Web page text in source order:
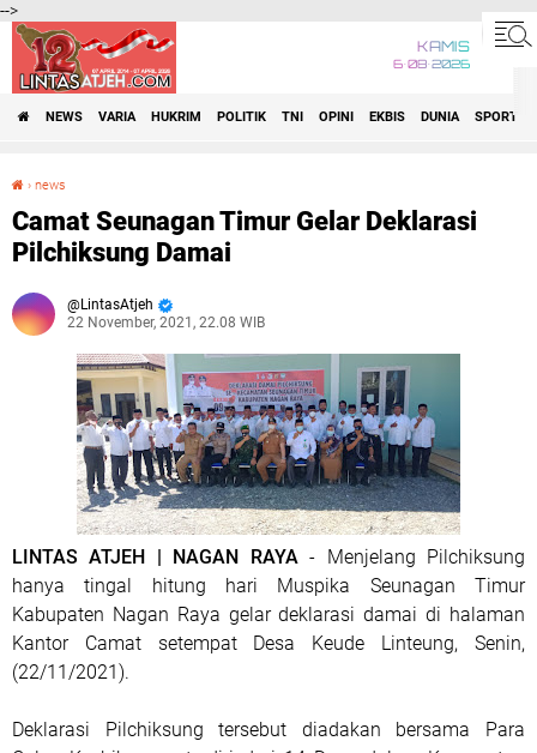
-->
KAMIS
6•08•2026
NEWS VARIA HUKRIM POLITIK TNI OPINI EKBIS DUNIA SPORT
› news
Camat Seunagan Timur Gelar Deklarasi
Pilchiksung Damai
LintasAtjeh
22 November, 2021, 22.08 WIB
LINTAS ATJEH | NAGAN RAYA- Menjelang Pilchiksung
hanya tingal hitung hari Muspika Seunagan Timur
Kabupaten Nagan Raya gelar deklarasi damai di halaman
Kantor Camat setempat Desa Keude Linteung, Senin,
(22/11/2021).
Deklarasi Pilchiksung tersebut diadakan bersama Para